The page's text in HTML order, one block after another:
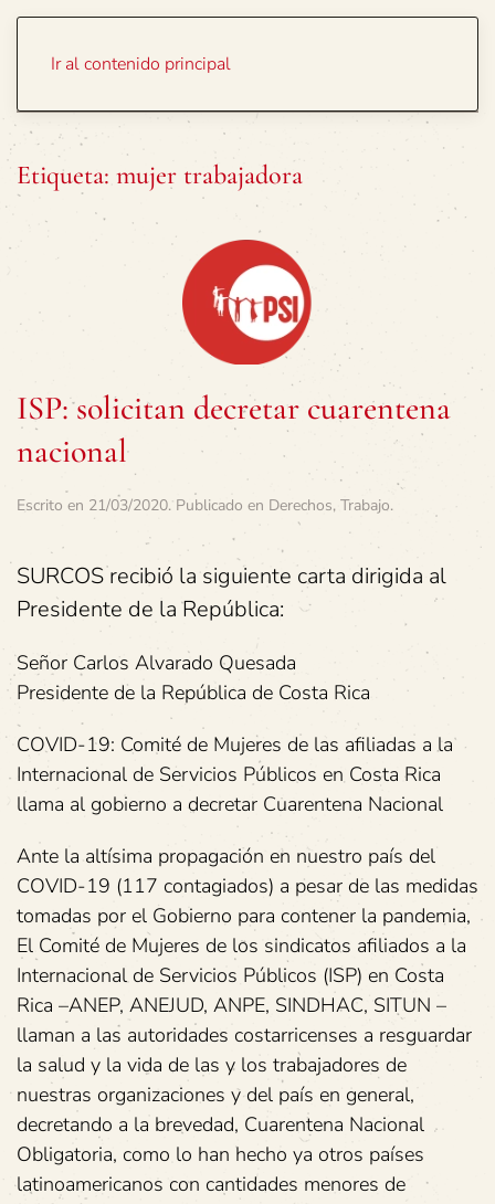
Ir al contenido principal
Etiqueta: mujer trabajadora
ISP: solicitan decretar cuarentena
nacional
Escrito en 21/03/2020. Publicado en Derechos, Trabajo.
SURCOS recibió la siguiente carta dirigida al
Presidente de la República:
Señor Carlos Alvarado Quesada
Presidente de la República de Costa Rica
COVID-19: Comité de Mujeres de las afiliadas a la
Internacional de Servicios Públicos en Costa Rica
llama al gobierno a decretar Cuarentena Nacional
Ante la altísima propagación en nuestro país del
COVID-19 (117 contagiados) a pesar de las medidas
tomadas por el Gobierno para contener la pandemia,
El Comité de Mujeres de los sindicatos afiliados a la
Internacional de Servicios Públicos (ISP) en Costa
Rica –ANEP, ANEJUD, ANPE, SINDHAC, SITUN –
llaman a las autoridades costarricenses a resguardar
la salud y la vida de las y los trabajadores de
nuestras organizaciones y del país en general,
decretando a la brevedad, Cuarentena Nacional
Obligatoria, como lo han hecho ya otros países
latinoamericanos con cantidades menores de